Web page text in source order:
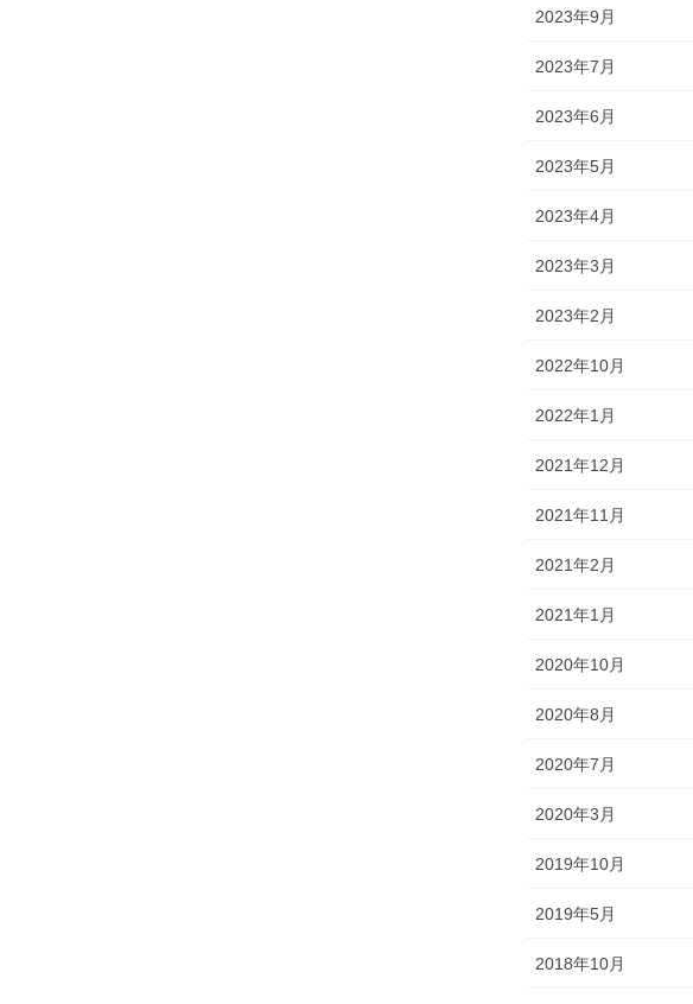
2023年9月
2023年7月
2023年6月
2023年5月
2023年4月
2023年3月
2023年2月
2022年10月
2022年1月
2021年12月
2021年11月
2021年2月
2021年1月
2020年10月
2020年8月
2020年7月
2020年3月
2019年10月
2019年5月
2018年10月